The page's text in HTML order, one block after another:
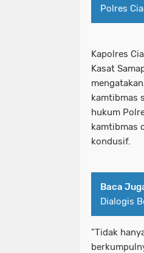
Polres
Kapolres
Kasat
kamtibmas
hukum
kamtibmas
kondusif.
Baca
Dialogis
"Tidak